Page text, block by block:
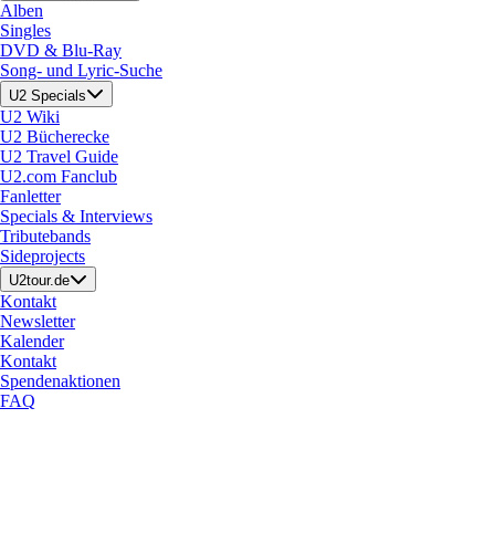
Alben
Singles
DVD & Blu-Ray
Song- und Lyric-Suche
U2 Specials
U2 Wiki
U2 Bücherecke
U2 Travel Guide
U2.com Fanclub
Fanletter
Specials & Interviews
Tributebands
Sideprojects
U2tour.de
Kontakt
Newsletter
Kalender
Kontakt
Spendenaktionen
FAQ